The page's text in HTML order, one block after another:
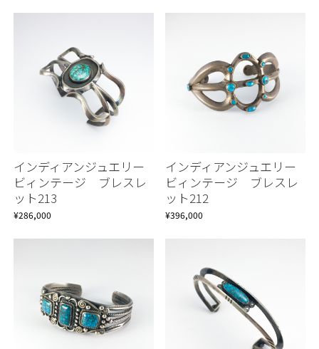
インディアンジュエリー
ビィンテージ ブレスレ
ット213
¥286,000
インディアンジュエリー
ビィンテージ ブレスレ
ット212
¥396,000
Continue shopping Proceed to Cart
Continue shopping Proceed to Cart